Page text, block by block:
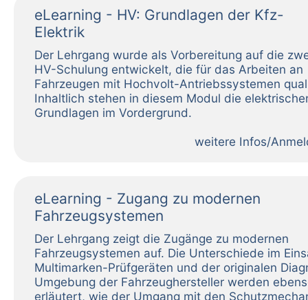
eLearning - HV: Grundlagen der Kfz-
Elektrik
weitere Infos/
eLearning - Zugang zu modernen
Fahrzeugsystemen